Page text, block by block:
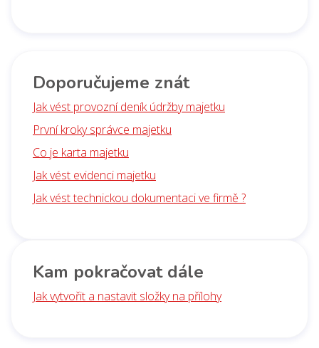
Doporučujeme znát
Jak vést provozní deník údržby majetku
První kroky správce majetku
Co je karta majetku
Jak vést evidenci majetku
Jak vést technickou dokumentaci ve firmě ?
Kam pokračovat dále
Jak vytvořit a nastavit složky na přílohy